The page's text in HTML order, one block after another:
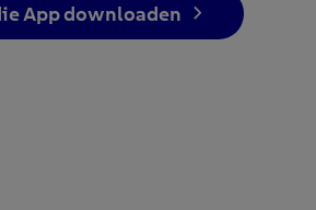
App downloaden